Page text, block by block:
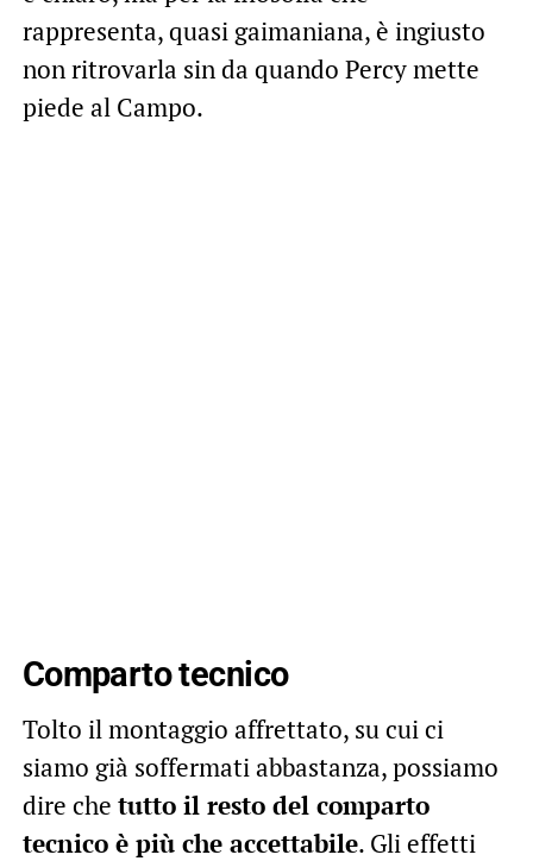
rappresenta, quasi gaimaniana, è ingiusto
non ritrovarla sin da quando Percy mette
piede al Campo.
Comparto tecnico
Tolto il montaggio affrettato, su cui ci
siamo già soffermati abbastanza, possiamo
dire che tutto il resto del comparto
tecnico è più che accettabile. Gli effetti